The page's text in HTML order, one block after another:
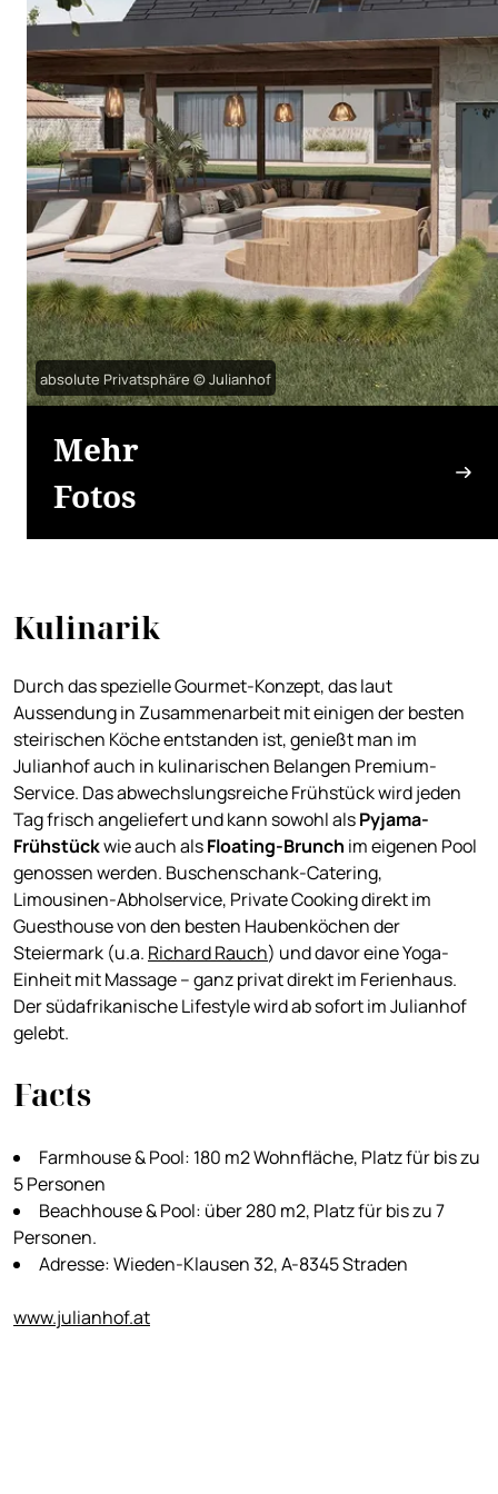
absolute Privatsphäre © Julianhof
Mehr
Fotos
Kulinarik
Durch das spezielle Gourmet-Konzept, das laut
Aussendung in Zusammenarbeit mit einigen der besten
steirischen Köche entstanden ist, genießt man im
Julianhof auch in kulinarischen Belangen Premium-
Service. Das abwechslungsreiche Frühstück wird jeden
Tag frisch angeliefert und kann sowohl alsPyjama-
Frühstückwie auch alsFloating-Brunch im eigenen Pool
genossen werden. Buschenschank-Catering,
Limousinen-Abholservice, Private Cooking direkt im
Guesthouse von den besten Haubenköchen der
Steiermark (u.a. Richard Rauch) und davor eine Yoga-
Einheit mit Massage – ganz privat direkt im Ferienhaus.
Der südafrikanische Lifestyle wird ab sofort im Julianhof
gelebt.
Facts
Farmhouse & Pool: 180 m2 Wohnfläche, Platz für bis zu
5 Personen
Beachhouse & Pool: über 280 m2, Platz für bis zu 7
Personen.
Adresse: Wieden-Klausen 32, A-8345 Straden
www.julianhof.at